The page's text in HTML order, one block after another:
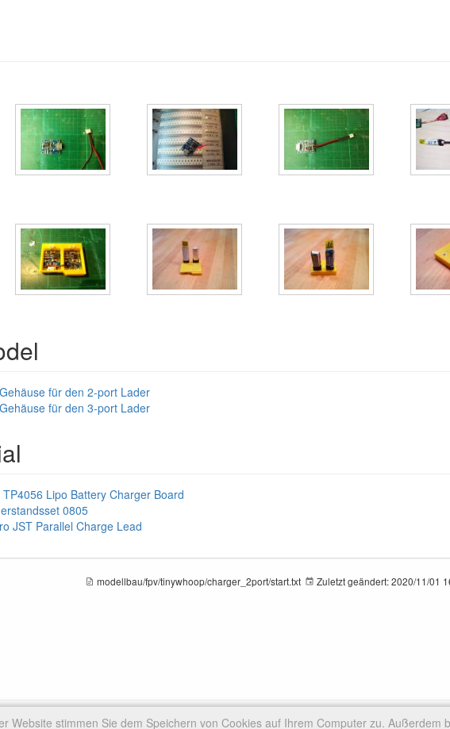
für den 2-port Lader
für den 3-port Lader
TP4056 Lipo Battery Charger Board
0805
JST Parallel Charge Lead
Website stimmen Sie dem Speichern von Cookies auf Ihrem Computer zu.
modellbau/fpv/tinywhoop/charger_2port/start.txt Zuletzt geändert:2020/11/01